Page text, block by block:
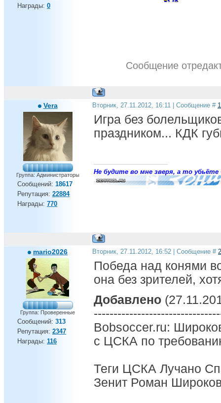
Награды: 0
Сообщение
Vera
Группа: Администраторы
Сообщений: 18617
Репутация: 22884
Награды: 770
Вторник, 27.11.2012, 16:11 | Сообщение #
Игра без
праздником... КДК
Не будите во мне зверя, а то убьёте
mario2026
Группа: Проверенные
Сообщений: 313
Репутация: 2347
Награды: 116
Вторник, 27.11.2012, 16:52 | Сообщение #
Победа над конями
она без зрителей,
Добавлено
Bobsoccer.ru:
с ЦСКА по
Теги ЦСКА Лучано
Зенит Роман